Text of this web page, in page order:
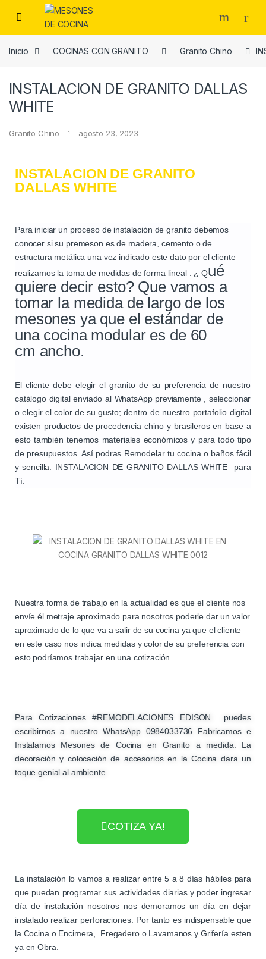
Inicio COCINAS CON GRANITO Granito Chino
INSTALACION DE GRANITO DALLAS
WHITE
Granito Chino agosto 23, 2023
INSTALACION DE GRANITO
DALLAS WHITE
Para iniciar un proceso de instalación de granito debemos
conocer si su premeson es de madera, cemento o de
estructura metálica una vez indicado este dato por el cliente
realizamos la toma de medidas de forma lineal . ¿ Qué
quiere decir esto? Que vamos a
tomar la medida de largo de los
mesones ya que el estándar de
una cocina modular es de 60
cm ancho.
El cliente debe elegir el granito de su preferencia de nuestro
catálogo digital enviado al WhatsApp previamente , seleccionar
o elegir el color de su gusto; dentro de nuestro portafolio digital
existen productos de procedencia chino y brasileros en base a
esto también tenemos materiales económicos y para todo tipo
de presupuestos. Así podras Remodelar tu cocina o baños fácil
y sencilla. INSTALACION DE GRANITO DALLAS WHITE para
Tí.
Nuestra forma de trabajo en la actualidad es que el cliente nos
envíe él metraje aproximado para nosotros poderle dar un valor
aproximado de lo que va a salir de su cocina ya que el cliente
en este caso nos indica medidas y color de su preferencia con
esto podríamos trabajar en una cotización.
Para Cotizaciones #REMODELACIONES EDISON puedes
escribirnos a nuestro WhatsApp 0984033736 Fabricamos e
Instalamos Mesones de Cocina en Granito a medida. La
decoración y colocación de accesorios en la Cocina dara un
toque genial al ambiente.
COTIZA YA!
La instalación lo vamos a realizar entre 5 a 8 días hábiles para
que puedan programar sus actividades diarias y poder ingresar
día de instalación nosotros nos demoramos un día en dejar
instalado realizar perforaciones. Por tanto es indispensable que
la Cocina o Encimera, Fregadero o Lavamanos y Grifería esten
ya en Obra.